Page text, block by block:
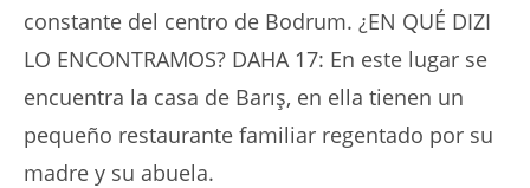
constante del centro de Bodrum. ¿EN QUÉ DIZI
LO ENCONTRAMOS? DAHA 17: En este lugar se
encuentra la casa de Barış, en ella tienen un
pequeño restaurante familiar regentado por su
madre y su abuela.